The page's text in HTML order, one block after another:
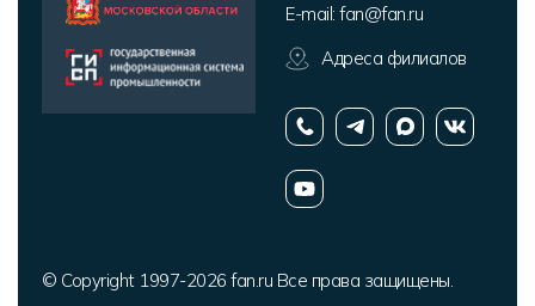
E-mail: fan@fan.ru
Адреса филиалов
© Copyright 1997-2026 fan.ru Все права защищены.